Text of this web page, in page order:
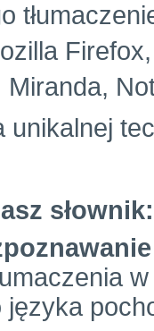
unikalnej
słownik: